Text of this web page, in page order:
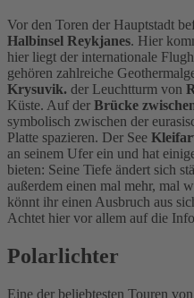
Vor den Toren der Hauptstadt
Halbinsel Reykjanes. Hier
hier liegt der internationale
gehören zahlreiche
Krysuvik. der Leuchtturm von
Küste. Auf der Brücke
symbolisch zwischen der
Platte spazieren. Der See
an seinem Ufer ein und hat
bieten: Seine Tiefe ändert sich
außerdem einen mal mehr, mal
könnt ihr einen Ausbruch aus
Achtet hier vor allem auf die
Polarlichter
Eine der beliebtesten Touren